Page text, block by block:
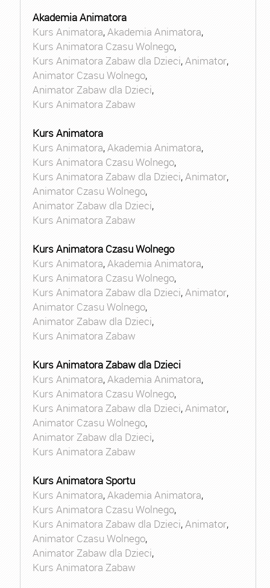
Akademia Animatora
Kurs Animatora,Akademia Animatora,
Kurs Animatora Czasu Wolnego,
Kurs Animatora Zabaw dla Dzieci,Animator,
Animator Czasu Wolnego,
Animator Zabaw dla Dzieci,
Kurs Animatora Zabaw
Kurs Animatora
Kurs Animatora,Akademia Animatora,
Kurs Animatora Czasu Wolnego,
Kurs Animatora Zabaw dla Dzieci,Animator,
Animator Czasu Wolnego,
Animator Zabaw dla Dzieci,
Kurs Animatora Zabaw
Kurs Animatora Czasu Wolnego
Kurs Animatora,Akademia Animatora,
Kurs Animatora Czasu Wolnego,
Kurs Animatora Zabaw dla Dzieci,Animator,
Animator Czasu Wolnego,
Animator Zabaw dla Dzieci,
Kurs Animatora Zabaw
Kurs Animatora Zabaw dla Dzieci
Kurs Animatora,Akademia Animatora,
Kurs Animatora Czasu Wolnego,
Kurs Animatora Zabaw dla Dzieci,Animator,
Animator Czasu Wolnego,
Animator Zabaw dla Dzieci,
Kurs Animatora Zabaw
Kurs Animatora Sportu
Kurs Animatora,Akademia Animatora,
Kurs Animatora Czasu Wolnego,
Kurs Animatora Zabaw dla Dzieci,Animator,
Animator Czasu Wolnego,
Animator Zabaw dla Dzieci,
Kurs Animatora Zabaw